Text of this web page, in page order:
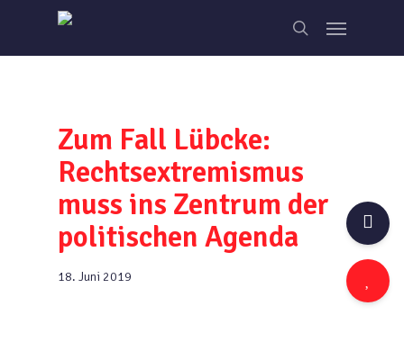
main
search
Menu
Zum Fall Lübcke:
Rechtsextremismus
muss ins Zentrum der
politischen Agenda
18. Juni 2019